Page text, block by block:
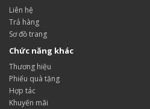
Liên hệ
Trả hàng
Sơ đồ trang
Chức năng khác
Thương hiệu
Phiếu quà tặng
Hợp tác
Khuyến mãi